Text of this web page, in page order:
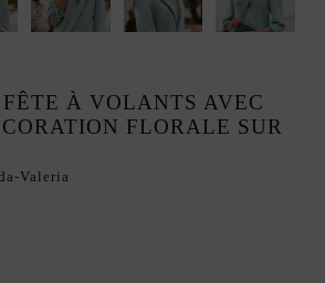
À VOLANTS AVEC
FLORALE SUR
Valeria